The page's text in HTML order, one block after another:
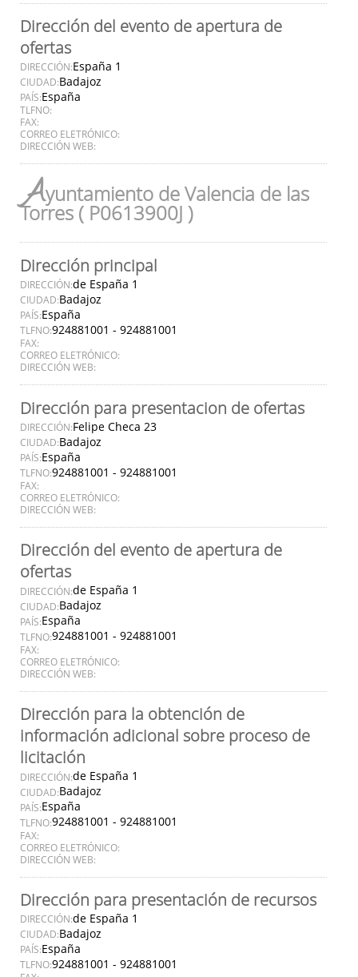
Dirección del evento de apertura de
ofertas
DIRECCIÓN:España 1
CIUDAD:Badajoz
PAÍS:España
TLFNO:
FAX:
CORREO ELETRÓNICO:
DIRECCIÓN WEB:
Ayuntamiento de Valencia de las
Torres ( P0613900J )
Dirección principal
DIRECCIÓN:de España 1
CIUDAD:Badajoz
PAÍS:España
TLFNO:924881001 - 924881001
FAX:
CORREO ELETRÓNICO:
DIRECCIÓN WEB:
Dirección para presentacion de ofertas
DIRECCIÓN:Felipe Checa 23
CIUDAD:Badajoz
PAÍS:España
TLFNO:924881001 - 924881001
FAX:
CORREO ELETRÓNICO:
DIRECCIÓN WEB:
Dirección del evento de apertura de
ofertas
DIRECCIÓN:de España 1
CIUDAD:Badajoz
PAÍS:España
TLFNO:924881001 - 924881001
FAX:
CORREO ELETRÓNICO:
DIRECCIÓN WEB:
Dirección para la obtención de
información adicional sobre proceso de
licitación
DIRECCIÓN:de España 1
CIUDAD:Badajoz
PAÍS:España
TLFNO:924881001 - 924881001
FAX:
CORREO ELETRÓNICO:
DIRECCIÓN WEB:
Dirección para presentación de recursos
DIRECCIÓN:de España 1
CIUDAD:Badajoz
PAÍS:España
TLFNO:924881001 - 924881001